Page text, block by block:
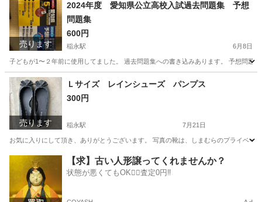
売ります
2024年度 愛知県公立高校入試過去問題集 予想
問題集
600円
稲永駅 6月8日
子どもが1〜２年前に使用してました。 過去問題集への書き込みあります。 予想問題
愛知 名古屋市 稲永駅 参考書 過去問題集
売ります
Ｌサイズ レインシューズ パンプス
300円
稲永駅 7月21日
お気に入りにして頂き、ありがとうございます。 写真の靴は、しまむらのプライベ
稲永駅 靴 クロッシー
【求】古い人形譲ってくれませんか？
状態が悪くてもOK🙆‍♀️査定0円‼️